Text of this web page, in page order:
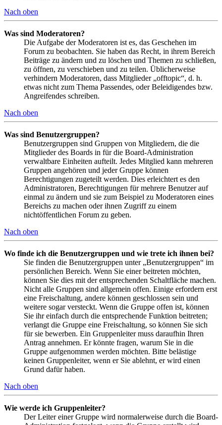
Nach oben
Was sind Moderatoren?
Die Aufgabe der Moderatoren ist es, das Geschehen im
Forum zu beobachten. Sie haben das Recht, in ihrem Bereich
Beiträge zu ändern und zu löschen und Themen zu schließen,
zu öffnen, zu verschieben und zu teilen. Üblicherweise
verhindern Moderatoren, dass Mitglieder „offtopic“, d. h.
etwas nicht zum Thema Passendes, oder Beleidigendes bzw.
Angreifendes schreiben.
Nach oben
Was sind Benutzergruppen?
Benutzergruppen sind Gruppen von Mitgliedern, die die
Mitglieder des Boards in für die Board-Administration
verwaltbare Einheiten aufteilt. Jedes Mitglied kann mehreren
Gruppen angehören und jeder Gruppe können
Berechtigungen zugeteilt werden. Dies erleichtert es den
Administratoren, Berechtigungen für mehrere Benutzer auf
einmal zu ändern und sie zum Beispiel zu Moderatoren eines
Bereichs zu machen oder ihnen Zugriff zu einem
nichtöffentlichen Forum zu geben.
Nach oben
Wo finde ich die Benutzergruppen und wie trete ich ihnen bei?
Sie finden die Benutzergruppen unter „Benutzergruppen“ im
persönlichen Bereich. Wenn Sie einer beitreten möchten,
können Sie dies mit der entsprechenden Schaltfläche machen.
Nicht alle Gruppen sind allgemein offen. Einige erfordern erst
eine Freischaltung, andere können geschlossen sein und
weitere sogar versteckt. Wenn die Gruppe offen ist, können
Sie ihr einfach durch die entsprechende Funktion beitreten;
verlangt die Gruppe eine Freischaltung, so können Sie sich
für sie bewerben. Ein Gruppenleiter muss daraufhin Ihren
Antrag annehmen. Er könnte fragen, warum Sie in die
Gruppe aufgenommen werden möchten. Bitte belästige
keinen Gruppenleiter, wenn er Sie ablehnt, er wird einen
Grund dafür haben.
Nach oben
Wie werde ich Gruppenleiter?
Der Leiter einer Gruppe wird normalerweise durch die Board-